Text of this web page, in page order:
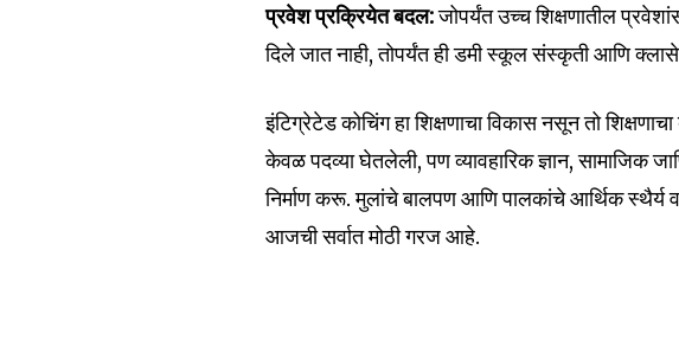
प्रवेश प्रक्रियेत बदल:जोपर्यंत उच्च शिक्षणातील
दिले जात नाही, तोपर्यंत ही डमी स्कूल संस्कृती आणि
इंटिग्रेटेड कोचिंग हा शिक्षणाचा विकास नसून तो
केवळ पदव्या घेतलेली, पण व्यावहारिक ज्ञान, सामाजिक
निर्माण करू. मुलांचे बालपण आणि पालकांचे आर्थिक स्थैर्य
आजची सर्वात मोठी गरज आहे.